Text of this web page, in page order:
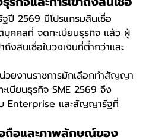
ปี 2569 มีโปรแกรมสินเชื่อ
บุคคลที่ จดทะเบียนธุรกิจ แล้ว ผู้
ถึงสินเชื่อในวงเงินที่ต่ำกว่าและ
วยงานราชการมักเลือกทำสัญญา
เบียนธุรกิจ SME 2569 จึง
บ Enterprise และสัญญารัฐที่
ถือและภาพลักษณ์ของ